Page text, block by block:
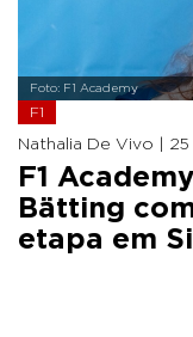
Foto: F1 Academy
F1
Nathalia De Vivo | 25
F1
Bätting
etapa em